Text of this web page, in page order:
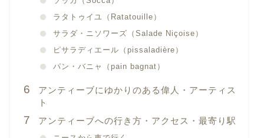
ラタトゥイユ（Ratatouille）
サラダ・ニソワーズ（Salade Niçoise）
ピサラディエール（pissaladière）
パン・バニャ（pain bagnat）
アンティーブにゆかりのある偉人・アーティス
ト
アンティーブへの行き方・アクセス・最寄り駅